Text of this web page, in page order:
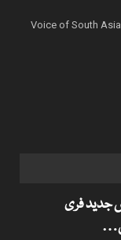
Voice of South
جدید فری